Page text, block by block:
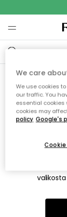
Tämä voi
on siirretty
We care
We use cookies
our traffic. You
essential cookies
cookies may
policy Google's